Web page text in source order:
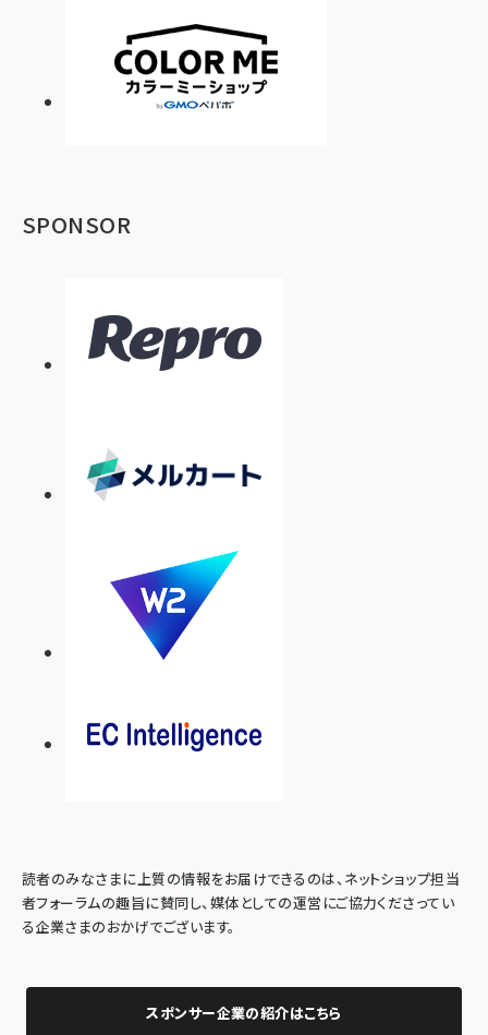
SPONSOR
読者のみなさまに上質の情報をお届けできるのは、ネットショップ担当
者フォーラムの趣旨に賛同し、媒体としての運営にご協力くださってい
る企業さまのおかげでございます。
スポンサー企業の紹介はこちら